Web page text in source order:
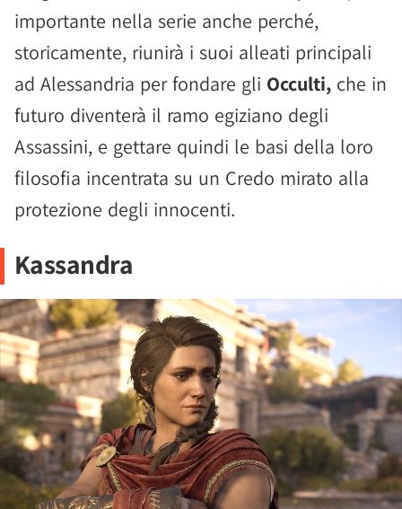
importante nella serie anche perché,
storicamente, riunirà i suoi alleati principali
ad Alessandria per fondare gli Occulti, che in
futuro diventerà il ramo egiziano degli
Assassini, e gettare quindi le basi della loro
filosofia incentrata su un Credo mirato alla
protezione degli innocenti.
Kassandra